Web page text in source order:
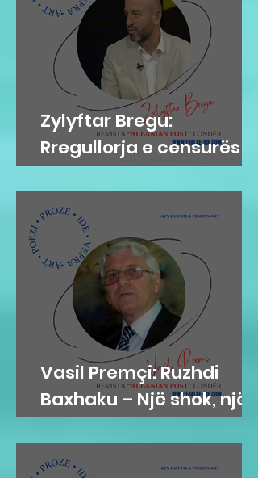
Zylyftar Bregu:
Rregullorja e censurës
në Gjykatën e Posaçme
Vasil Premçi: Ruzhdi
Baxhaku – Një shok, një
mik, një misionar